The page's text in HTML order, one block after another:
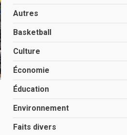
Autres
Basketball
Culture
Économie
Éducation
Environnement
Faits divers